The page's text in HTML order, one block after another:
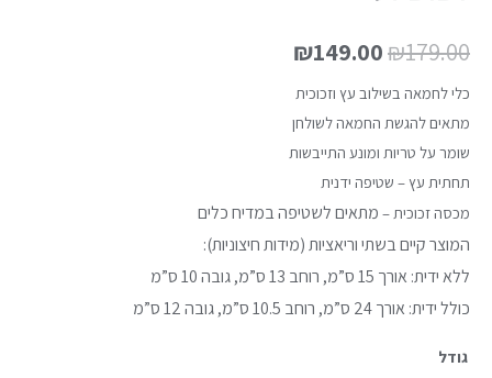
₪179.00
₪149.00
כלי לחמאה בשילוב עץ וזכוכית
מתאים להגשת החמאה לשולחן
שומר על טריות ומונע התייבשות
תחתית עץ – שטיפה ידנית
מכסה זכוכית – מתאים לשטיפה במדיח כלים
המוצר קיים בשתי וריאציות (מידות חיצוניות):
ללא ידית: אורך 15 ס”מ, רוחב 13 ס”מ, גובה 10 ס”מ
כולל ידית: אורך 24 ס”מ, רוחב 10.5 ס”מ, גובה 12 ס”מ
גודל